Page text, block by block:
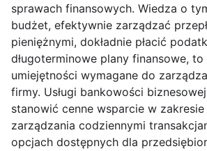
sprawach finansowych. Wiedza o
budżet, efektywnie zarządzać
pieniężnymi, dokładnie płacić
długoterminowe plany finansowe,
umiejętności wymagane do
firmy. Usługi bankowości
stanowić cenne wsparcie w zakresie
zarządzania codziennymi
opcjach dostępnych dla